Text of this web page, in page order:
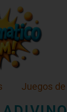
Juegos